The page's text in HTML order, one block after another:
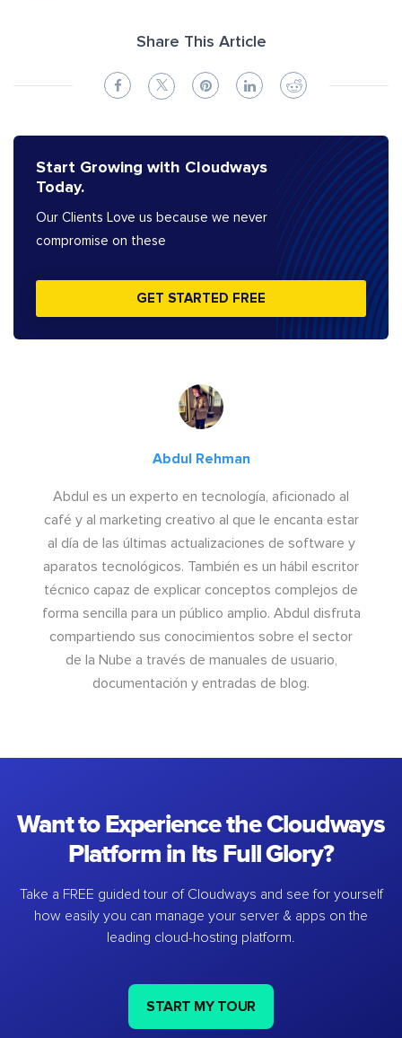
Share This Article
Start Growing with Cloudways
Today.
Our Clients Love us because we never
compromise on these
GET STARTED FREE
Abdul Rehman
Abdul es un experto en tecnología, aficionado al
café y al marketing creativo al que le encanta estar
al día de las últimas actualizaciones de software y
aparatos tecnológicos. También es un hábil escritor
técnico capaz de explicar conceptos complejos de
forma sencilla para un público amplio. Abdul disfruta
compartiendo sus conocimientos sobre el sector
de la Nube a través de manuales de usuario,
documentación y entradas de blog.
Want to Experience the Cloudways
Platform in Its Full Glory?
Take a FREE guided tour of Cloudways and see for yourself
how easily you can manage your server & apps on the
leading cloud-hosting platform.
START MY TOUR